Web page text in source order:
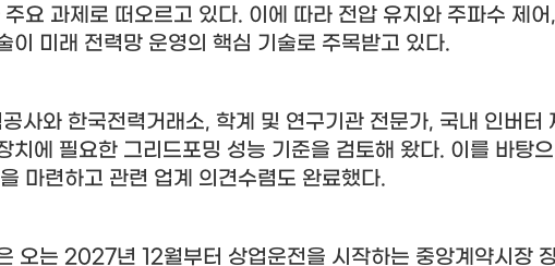
요 과제로 떠오르고 있다. 이에 따라 전압 유지와 주파수 제어
이 미래 전력망 운영의 핵심 기술로 주목받고 있다.
사와 한국전력거래소, 학계 및 연구기관 전문가, 국내 인버터
치에 필요한 그리드포밍 성능 기준을 검토해 왔다. 이를 바탕
마련하고 관련 업계 의견수렴도 완료했다.
오는 2027년 12월부터 상업운전을 시작하는 중앙계약시장